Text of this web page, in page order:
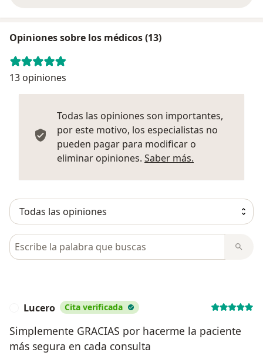
Opiniones sobre los médicos (13)
13 opiniones
Todas las opiniones son importantes,
por este motivo, los especialistas no
pueden pagar para modificar o
eliminar opiniones. Saber más.
Busca en opiniones
Lucero Cita verificada
Simplemente GRACIAS por hacerme la paciente
más segura en cada consulta